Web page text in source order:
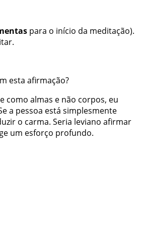
para o início da meditação).
esta afirmação?
como almas e não corpos, eu
a pessoa está simplesmente
o carma. Seria leviano afirmar
um esforço profundo.